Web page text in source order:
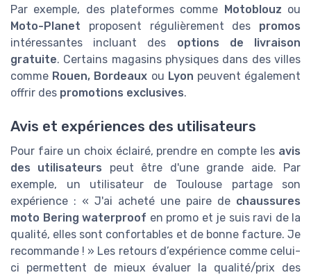
Par exemple, des plateformes comme Motoblouz ou
Moto-Planet proposent régulièrement des promos
intéressantes incluant des options de livraison
gratuite. Certains magasins physiques dans des villes
comme Rouen, Bordeaux ou Lyon peuvent également
offrir des promotions exclusives.
Avis et expériences des utilisateurs
Pour faire un choix éclairé, prendre en compte les avis
des utilisateurs peut être d'une grande aide. Par
exemple, un utilisateur de Toulouse partage son
expérience : « J'ai acheté une paire de chaussures
moto Bering waterproof en promo et je suis ravi de la
qualité, elles sont confortables et de bonne facture. Je
recommande ! » Les retours d’expérience comme celui-
ci permettent de mieux évaluer la qualité/prix des